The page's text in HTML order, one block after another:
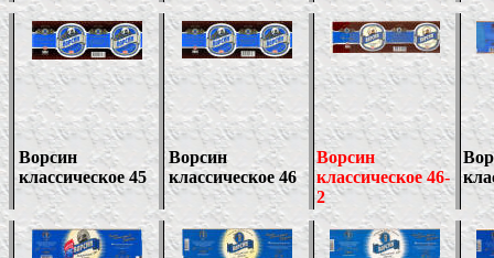
Ворсин
классическое 45
Ворсин
классическое 46
Ворсин
классическое 46-
2